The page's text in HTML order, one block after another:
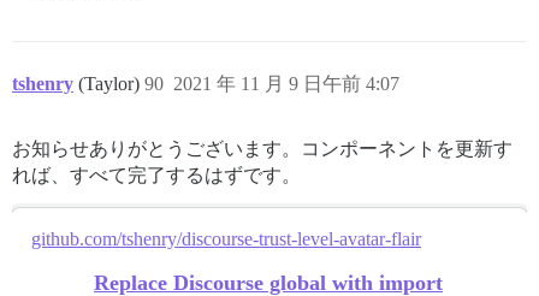
tshenry (Taylor) 2021 年 11 月 9 日午前 4:07
90
お知らせありがとうございます。コンポーネントを更新す
れば、すべて完了するはずです。
github.com/tshenry/discourse-trust-level-avatar-flair
Replace Discourse global with import